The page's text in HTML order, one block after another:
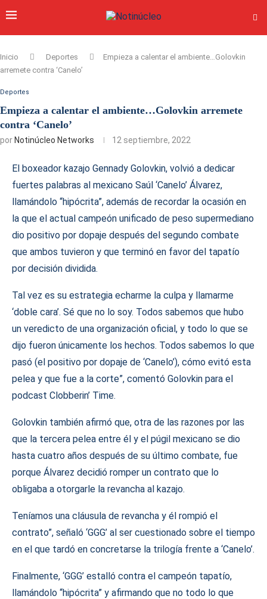
Inicio Deportes
Empieza a calentar el ambiente…Golovkin
arremete contra ‘Canelo’
Deportes
Empieza a calentar el ambiente…Golovkin arremete
contra ‘Canelo’
por Notinúcleo Networks 12 septiembre, 2022
El boxeador kazajo Gennady Golovkin, volvió a dedicar
fuertes palabras al mexicano Saúl ‘Canelo’ Álvarez,
llamándolo “hipócrita”, además de recordar la ocasión en
la que el actual campeón unificado de peso supermediano
dio positivo por dopaje después del segundo combate
que ambos tuvieron y que terminó en favor del tapatío
por decisión dividida.
Tal vez es su estrategia echarme la culpa y llamarme
‘doble cara’. Sé que no lo soy. Todos sabemos que hubo
un veredicto de una organización oficial, y todo lo que se
dijo fueron únicamente los hechos. Todos sabemos lo que
pasó (el positivo por dopaje de ‘Canelo’), cómo evitó esta
pelea y que fue a la corte”, comentó Golovkin para el
podcast Clobberin’ Time.
Golovkin también afirmó que, otra de las razones por las
que la tercera pelea entre él y el púgil mexicano se dio
hasta cuatro años después de su último combate, fue
porque Álvarez decidió romper un contrato que lo
obligaba a otorgarle la revancha al kazajo.
Teníamos una cláusula de revancha y él rompió el
contrato”, señaló ‘GGG’ al ser cuestionado sobre el tiempo
en el que tardó en concretarse la trilogía frente a ‘Canelo’.
Finalmente, ‘GGG’ estalló contra el campeón tapatío,
llamándolo “hipócrita” y afirmando que no todo lo que